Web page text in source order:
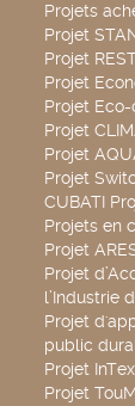
Projets
Projet
Projet
Projet
Projet
Projet
Projet
Projet
CUBATI
Projets en
Projet
Projet
l’Industrie
Projet
public
Projet InTex
Projet